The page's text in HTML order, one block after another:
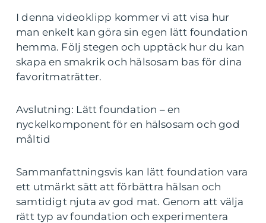
I denna videoklipp kommer vi att visa hur
man enkelt kan göra sin egen lätt foundation
hemma. Följ stegen och upptäck hur du kan
skapa en smakrik och hälsosam bas för dina
favoritmaträtter.
Avslutning: Lätt foundation – en
nyckelkomponent för en hälsosam och god
måltid
Sammanfattningsvis kan lätt foundation vara
ett utmärkt sätt att förbättra hälsan och
samtidigt njuta av god mat. Genom att välja
rätt typ av foundation och experimentera